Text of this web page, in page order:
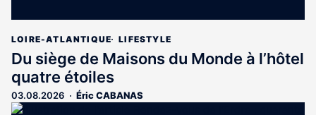
LOIRE-ATLANTIQUE LIFESTYLE
Du siège de Maisons du Monde à l’hôtel
quatre étoiles
03.08.2026 Éric CABANAS